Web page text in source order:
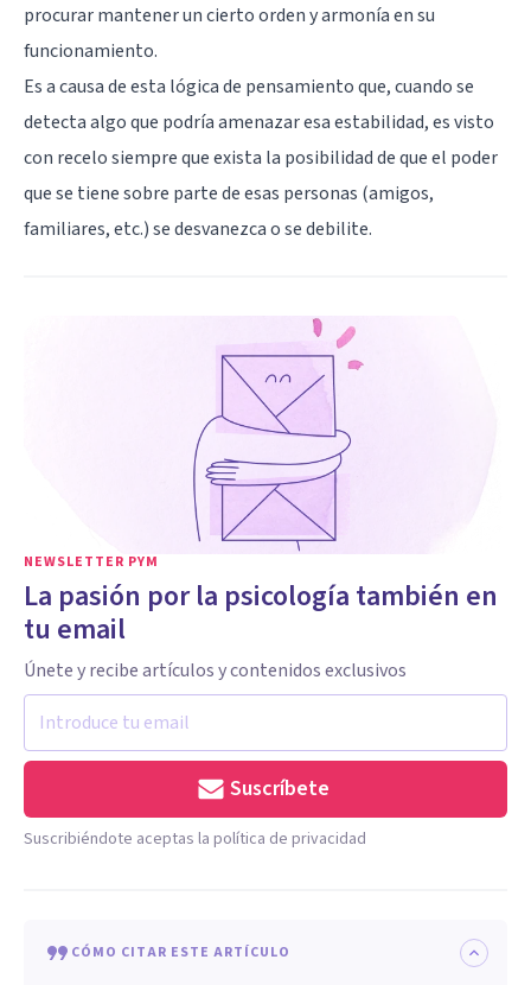
procurar mantener un cierto orden y armonía en su
funcionamiento.
Es a causa de esta lógica de pensamiento que, cuando se
detecta algo que podría amenazar esa estabilidad, es visto
con recelo siempre que exista la posibilidad de que el poder
que se tiene sobre parte de esas personas (amigos,
familiares, etc.) se desvanezca o se debilite.
NEWSLETTER PYM
La pasión por la psicología también en
tu email
Únete y recibe artículos y contenidos exclusivos
Suscríbete
Suscribiéndote aceptas la política de privacidad
CÓMO CITAR ESTE ARTÍCULO